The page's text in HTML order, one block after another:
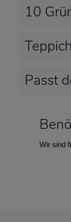
10
Passt
Wir sind